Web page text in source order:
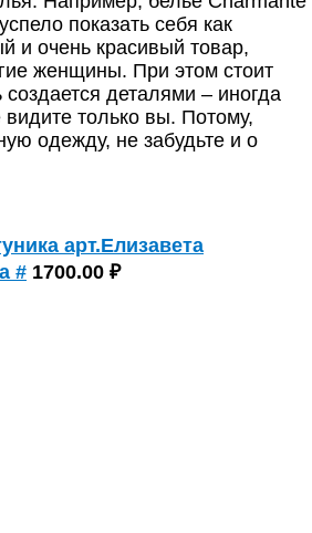
успело показать себя как
и очень красивый товар,
женщины. При этом стоит
создается деталями – иногда
только вы. Потому,
одежду, не забудьте и о
арт.Елизавета
# 1700.00 ₽